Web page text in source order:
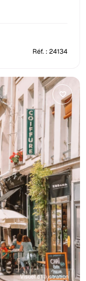
Réf. : 24134
Visuel d'illustration